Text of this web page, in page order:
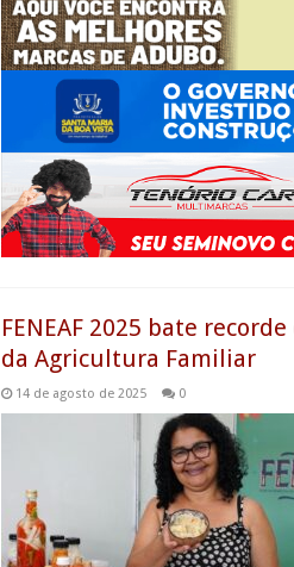
FENEAF 2025 bate
da Agricultura Familiar
14 de agosto de 2025 0